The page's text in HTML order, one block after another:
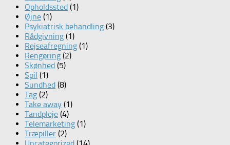
Opholdssted (1)
Øjne (1)
Psykiatrisk behandling (3)
Rådgivning (1)
Rejseafregning (1)
Rengøring (2)
Skønhed (5)
Spil (1)
Sundhed (8)
Tag (2)
Take away (1)
Tandpleje (4)
Telemarketing (1)
Træpiller (2)